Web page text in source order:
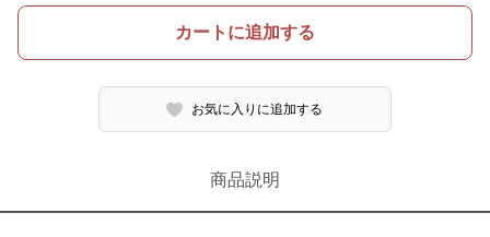
カートに追加する
お気に入りに追加する
商品説明